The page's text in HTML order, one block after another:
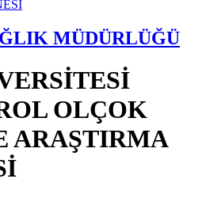
MÜDÜRLÜĞÜ
OLÇOK
ARAŞTIRMA